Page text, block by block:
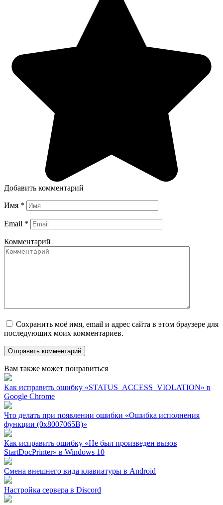
Добавить комментарий
Имя *
Email *
Комментарий
Сохранить моё имя, email и адрес сайта в этом браузере для
последующих моих комментариев.
Вам также может понравиться
Как исправить ошибку «STATUS_ACCESS_VIOLATION» в
Google Chrome
Что делать при появлении ошибки «Ошибка исполнения
функции (0x8007065B)»
Как исправить ошибку «Не был произведен вызов
StartDocPrinter» в Windows 10
Смена внешнего вида клавиатуры в Android
Настройка сервера в Discord